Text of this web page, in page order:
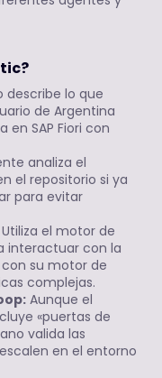
describe lo que
de Argentina
SAP Fiori con
analiza el
el repositorio si ya
para evitar
Utiliza el motor de
interactuar con la
su motor de
complejas.
Aunque el
«puertas de
valida las
en el entorno